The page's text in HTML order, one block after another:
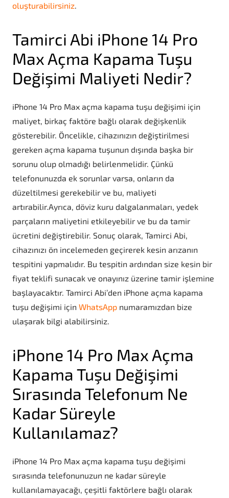
oluşturabilirsiniz
Tamirci Abi iPhone 14 Pro
Max Açma Kapama Tuşu
Değişimi Maliyeti Nedir?
iPhone 14 Pro Max açma kapama tuşu değişimi için
maliyet, birkaç faktöre bağlı olarak değişkenlik
gösterebilir. Öncelikle, cihazınızın değiştirilmesi
gereken açma kapama tuşunun dışında başka bir
sorunu olup olmadığı belirlenmelidir. Çünkü
telefonunuzda ek sorunlar varsa, onların da
düzeltilmesi gerekebilir ve bu, maliyeti
artırabilir.Ayrıca, döviz kuru dalgalanmaları, yedek
parçaların maliyetini etkileyebilir ve bu da tamir
ücretini değiştirebilir. Sonuç olarak, Tamirci Abi,
cihazınızı ön incelemeden geçirerek kesin arızanın
tespitini yapmalıdır. Bu tespitin ardından size kesin bir
fiyat teklifi sunacak ve onayınız üzerine tamir işlemine
başlayacaktır. Tamirci Abi’den iPhone açma kapama
tuşu değişimi için WhatsApp numaramızdan bize
ulaşarak bilgi alabilirsiniz.
iPhone 14 Pro Max Açma
Kapama Tuşu Değişimi
Sırasında Telefonum Ne
Kadar Süreyle
Kullanılamaz?
iPhone 14 Pro Max açma kapama tuşu değişimi
sırasında telefonunuzun ne kadar süreyle
kullanılamayacağı, çeşitli faktörlere bağlı olarak